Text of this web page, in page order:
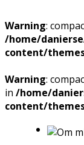
Warning:
/home/
content/
Warning:
in /home/
content/